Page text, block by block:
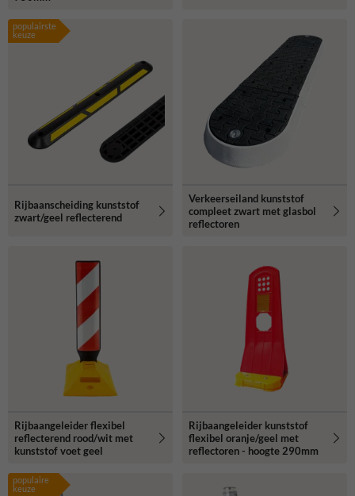
populairste
keuze
Rijbaanscheiding kunststof
zwart/geel reflecterend
Verkeerseiland kunststof
compleet zwart met glasbol
reflectoren
Rijbaangeleider flexibel
reflecterend rood/wit met
kunststof voet geel
Rijbaangeleider kunststof
flexibel oranje/geel met
reflectoren - hoogte 290mm
populaire
keuze